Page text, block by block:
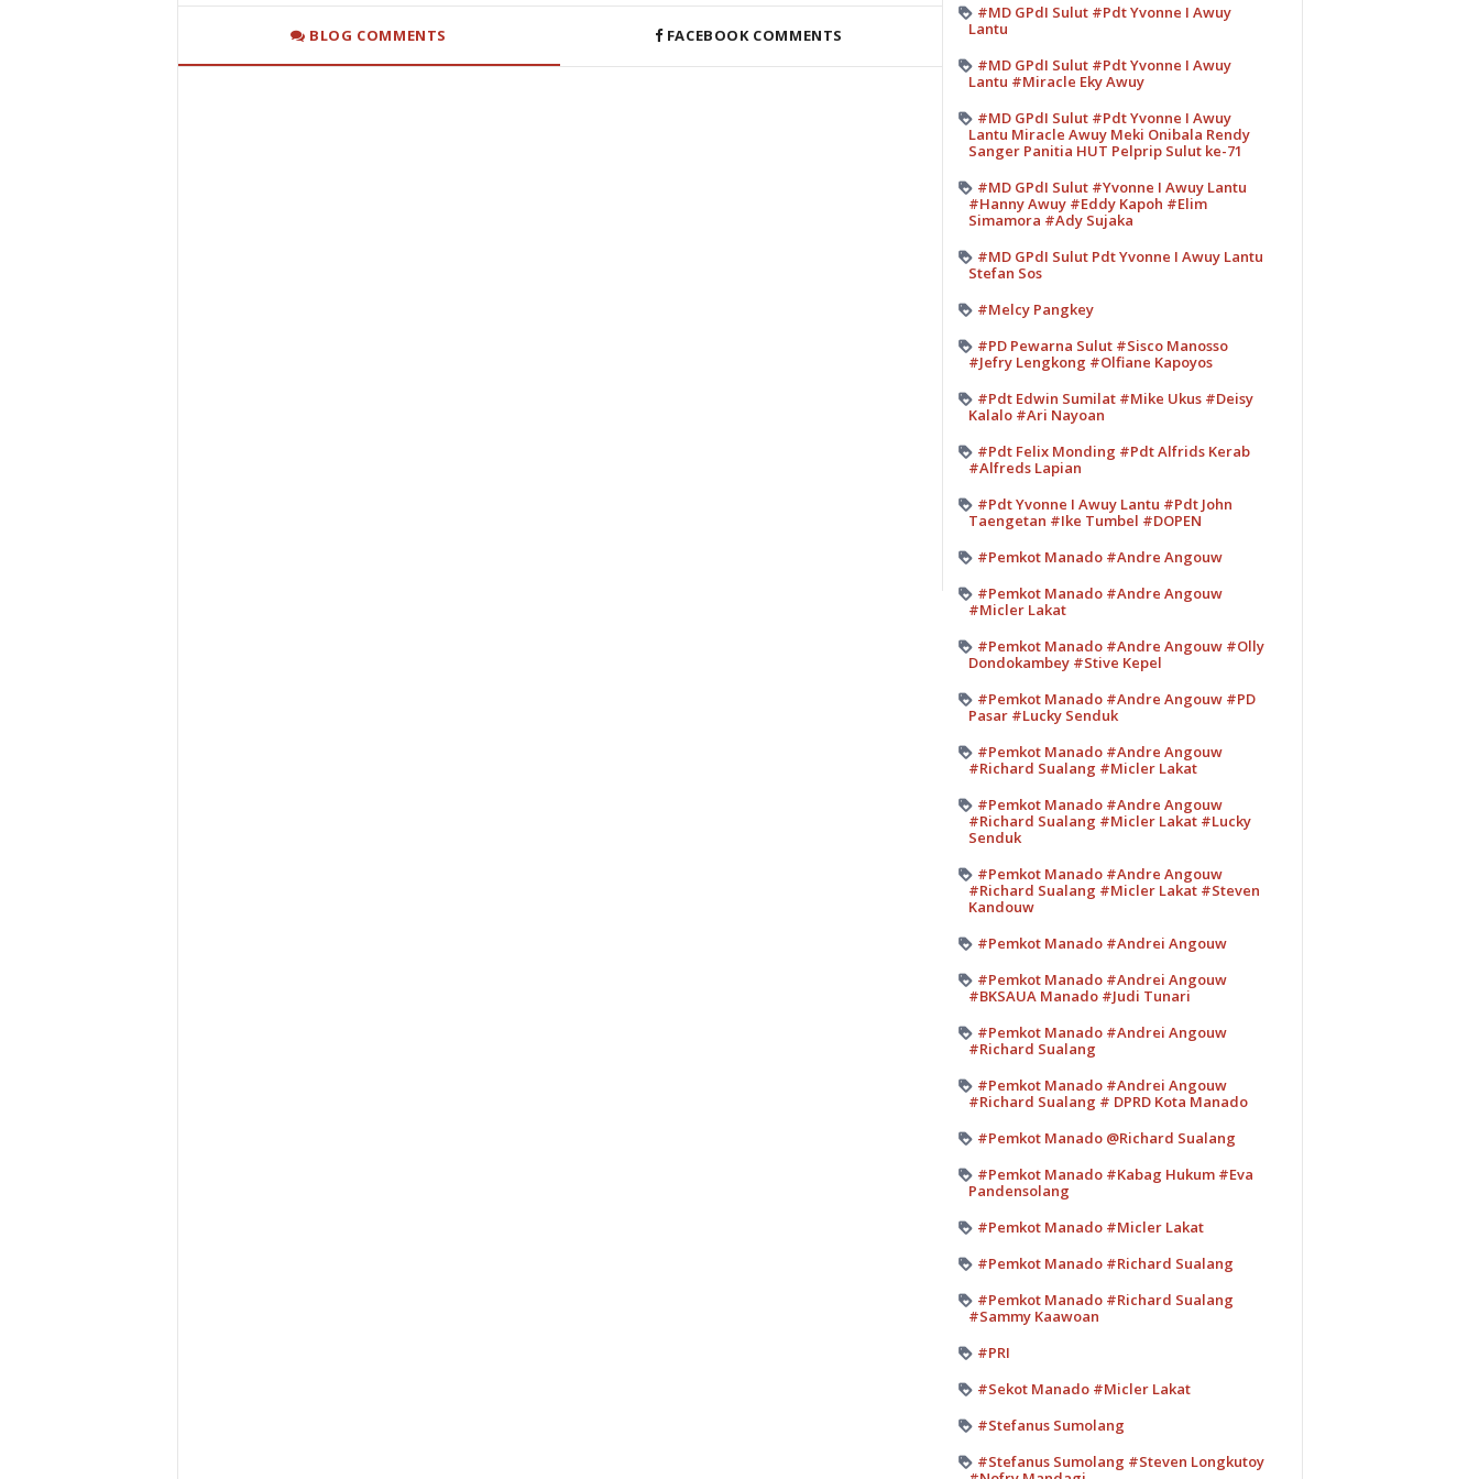
BLOG COMMENTS FACEBOOK COMMENTS
#MD GPdI Sulut #Pdt Yvonne I Awuy
Lantu
#MD GPdI Sulut #Pdt Yvonne I Awuy
Lantu #Miracle Eky Awuy
#MD GPdI Sulut #Pdt Yvonne I Awuy
Lantu Miracle Awuy Meki Onibala Rendy
Sanger Panitia HUT Pelprip Sulut ke-71
#MD GPdI Sulut #Yvonne I Awuy Lantu
#Hanny Awuy #Eddy Kapoh #Elim
Simamora #Ady Sujaka
#MD GPdI Sulut Pdt Yvonne I Awuy Lantu
Stefan Sos
#Melcy Pangkey
#PD Pewarna Sulut #Sisco Manosso
#Jefry Lengkong #Olfiane Kapoyos
#Pdt Edwin Sumilat #Mike Ukus #Deisy
Kalalo #Ari Nayoan
#Pdt Felix Monding #Pdt Alfrids Kerab
#Alfreds Lapian
#Pdt Yvonne I Awuy Lantu #Pdt John
Taengetan #Ike Tumbel #DOPEN
#Pemkot Manado #Andre Angouw
#Pemkot Manado #Andre Angouw
#Micler Lakat
#Pemkot Manado #Andre Angouw #Olly
Dondokambey #Stive Kepel
#Pemkot Manado #Andre Angouw #PD
Pasar #Lucky Senduk
#Pemkot Manado #Andre Angouw
#Richard Sualang #Micler Lakat
#Pemkot Manado #Andre Angouw
#Richard Sualang #Micler Lakat #Lucky
Senduk
#Pemkot Manado #Andre Angouw
#Richard Sualang #Micler Lakat #Steven
Kandouw
#Pemkot Manado #Andrei Angouw
#Pemkot Manado #Andrei Angouw
#BKSAUA Manado #Judi Tunari
#Pemkot Manado #Andrei Angouw
#Richard Sualang
#Pemkot Manado #Andrei Angouw
#Richard Sualang # DPRD Kota Manado
#Pemkot Manado @Richard Sualang
#Pemkot Manado #Kabag Hukum #Eva
Pandensolang
#Pemkot Manado #Micler Lakat
#Pemkot Manado #Richard Sualang
#Pemkot Manado #Richard Sualang
#Sammy Kaawoan
#PRI
#Sekot Manado #Micler Lakat
#Stefanus Sumolang
#Stefanus Sumolang #Steven Longkutoy